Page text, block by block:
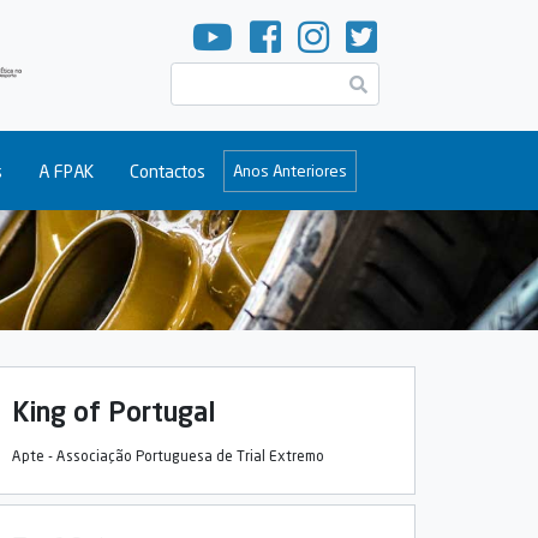
A FPAK Contactos Anos Anteriores
King of Portugal
Apte - Associação Portuguesa de Trial Extremo